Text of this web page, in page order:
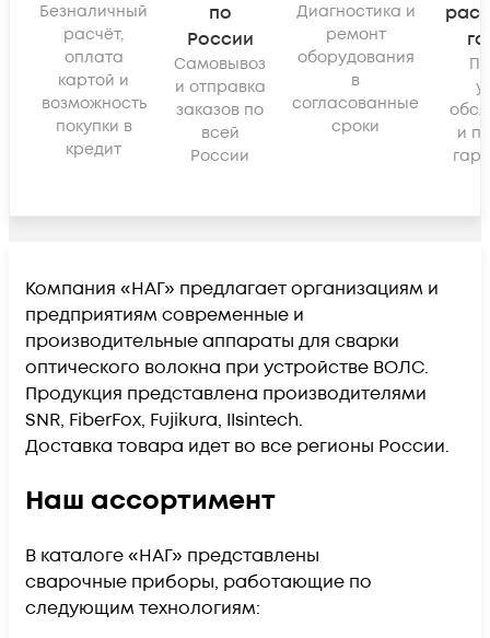
Безналичный
расчёт,
оплата
картой и
возможность
покупки в
кредит
по
России
Самовывоз
и отправка
заказов по
всей
России
Диагностика и
ремонт
оборудования
в
согласованные
сроки
и
Компания «НАГ» предлагает организациям и
предприятиям современные и
производительные аппараты для сварки
оптического волокна при устройстве ВОЛС.
Продукция представлена производителями
SNR, FiberFox, Fujikura, IIsintech.
Доставка товара идет во все регионы России.
Наш ассортимент
В каталоге «НАГ» представлены
сварочные приборы, работающие по
следующим технологиям: